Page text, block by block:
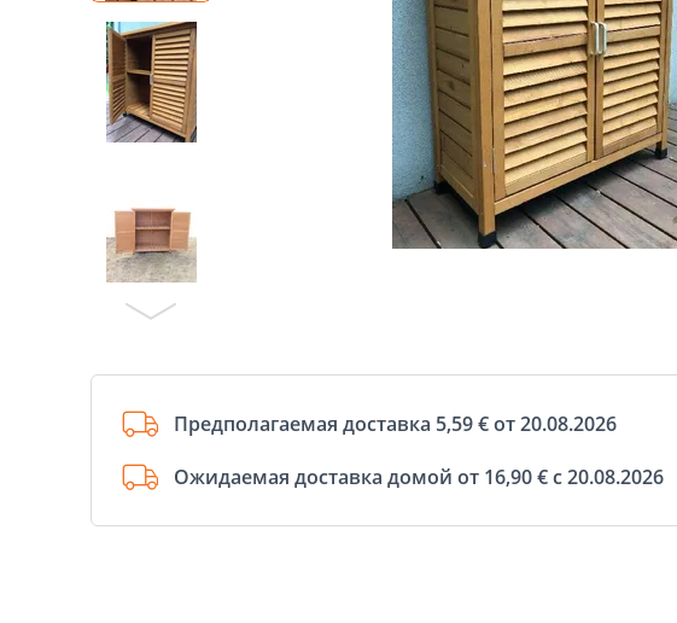
Предполагаемая доставка 5,59 € от 20.08.2026
Ожидаемая доставка домой от 16,90 € с 20.08.2026